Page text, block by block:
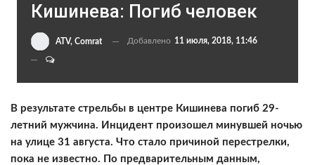
Кишинева: Погиб человек
ATV, Comrat Добавлено 11 июля, 2018, 11:46
В результате стрельбы в центре Кишинева погиб 29-
летний мужчина. Инцидент произошел минувшей ночью
на улице 31 августа. Что стало причиной перестрелки,
пока не известно. По предварительным данным,